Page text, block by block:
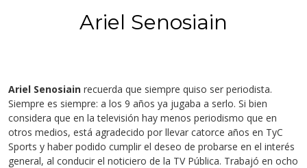
Ariel Senosiain
Ariel Senosiain recuerda que siempre quiso ser periodista.
Siempre es siempre: a los 9 años ya jugaba a serlo. Si bien
considera que en la televisión hay menos periodismo que en
otros medios, está agradecido por llevar catorce años en TyC
Sports y haber podido cumplir el deseo de probarse en el interés
general, al conducir el noticiero de la TV Pública. Trabajó en ocho